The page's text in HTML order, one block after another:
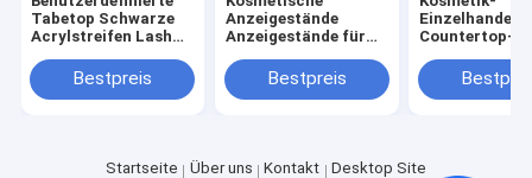
Tabetop Schwarze
Acrylstreifen Lash
benutzerdefiniertem
Logo
Bestpreis
Anzeigestände
Anzeigestände für
ProdukteBestpreis
Countertop-
falsche
Startseite Über uns Kontakt Desktop Site